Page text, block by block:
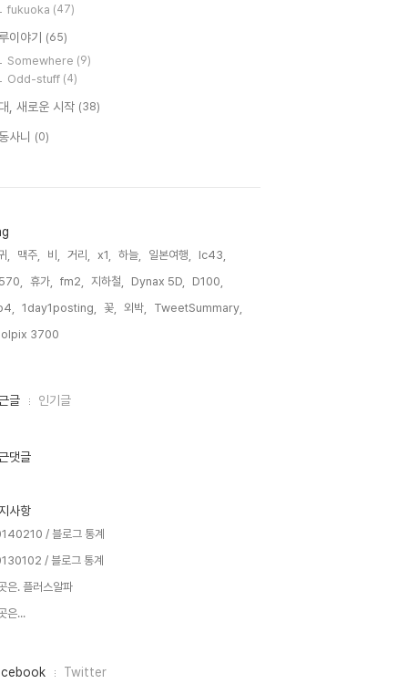
fukuoka (47)
이야기 (65)
Somewhere (9)
Odd-stuff (4)
, 새로운 시작 (38)
사니 (0)
, 맥주, 비, 거리, x1, 하늘, 일본여행,
lc43,
휴가, fm2, 지하철, Dynax 5D,
D100,
1day1posting, 꽃, 외박,
TweetSummary,
3700,
글 인기글
댓글
사항
/ 블로그 통계
/ 블로그 통계
은. 플러스알파
은...
Twitter